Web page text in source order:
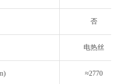
否
电热丝
≈2770